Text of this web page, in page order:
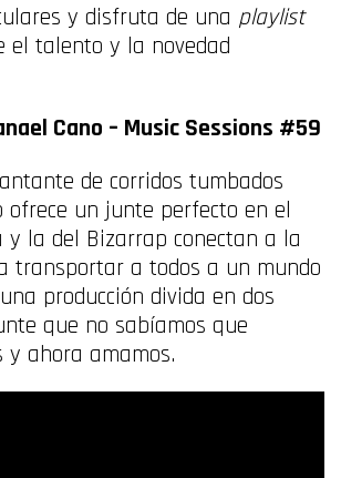
y disfruta de una playlist
el talento y la novedad
Cano – Music Sessions #59
de corridos tumbados
ofrece un junte perfecto en el
y la del Bizarrap conectan a la
transportar a todos a un mundo
producción divida en dos
que no sabíamos que
y ahora amamos.